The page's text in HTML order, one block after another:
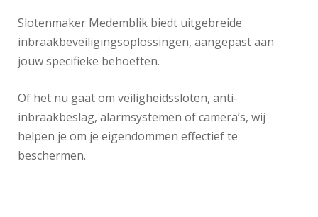
Slotenmaker Medemblik biedt uitgebreide
inbraakbeveiligingsoplossingen, aangepast aan
jouw specifieke behoeften.
Of het nu gaat om veiligheidssloten, anti-
inbraakbeslag, alarmsystemen of camera’s, wij
helpen je om je eigendommen effectief te
beschermen.